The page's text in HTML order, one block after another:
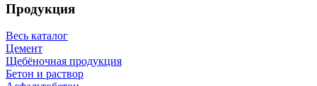
Продукция
Весь каталог
Цемент
Щебёночная продукция
Бетон и раствор